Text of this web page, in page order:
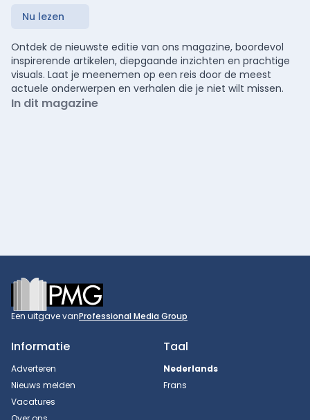
Nu lezen
Ontdek de nieuwste editie van ons magazine, boordevol
inspirerende artikelen, diepgaande inzichten en prachtige
visuals. Laat je meenemen op een reis door de meest
actuele onderwerpen en verhalen die je niet wilt missen.
In dit magazine
Footer
Een uitgave vanProfessional Media Group
Informatie
Adverteren
Nieuws melden
Vacatures
Taal
Nederlands
Frans